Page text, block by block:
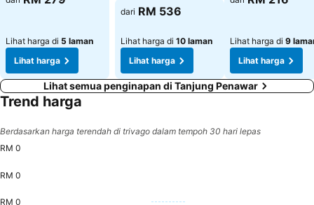
Lihat harga di 5 laman
Lihat harga
dari RM 536
Lihat harga di 10 laman
Lihat harga
Lihat harga di 9
Lihat harga
Lihat semua penginapan di Tanjung Penawar
Trend harga
Berdasarkan harga terendah di trivago dalam tempoh 30 hari lepas
RM 0
RM 0
RM 0